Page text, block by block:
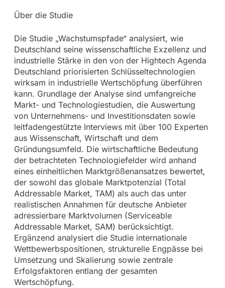
Über die Studie
Die Studie „Wachstumspfade“ analysiert, wie
Deutschland seine wissenschaftliche Exzellenz und
industrielle Stärke in den von der Hightech Agenda
Deutschland priorisierten Schlüsseltechnologien
wirksam in industrielle Wertschöpfung überführen
kann. Grundlage der Analyse sind umfangreiche
Markt- und Technologiestudien, die Auswertung
von Unternehmens- und Investitionsdaten sowie
leitfadengestützte Interviews mit über 100 Experten
aus Wissenschaft, Wirtschaft und dem
Gründungsumfeld. Die wirtschaftliche Bedeutung
der betrachteten Technologiefelder wird anhand
eines einheitlichen Marktgrößenansatzes bewertet,
der sowohl das globale Marktpotenzial (Total
Addressable Market, TAM) als auch das unter
realistischen Annahmen für deutsche Anbieter
adressierbare Marktvolumen (Serviceable
Addressable Market, SAM) berücksichtigt.
Ergänzend analysiert die Studie internationale
Wettbewerbspositionen, strukturelle Engpässe bei
Umsetzung und Skalierung sowie zentrale
Erfolgsfaktoren entlang der gesamten
Wertschöpfung.